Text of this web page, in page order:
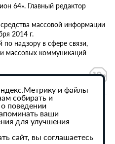
64». Главный редактор
массовой информации
2014 г.
надзору в сфере связи,
массовых коммуникаций
персональных данных
сайта активная
64» обязательна.
и файлы
собирать и
поведении
ваши
для улучшения
сайт, вы соглашаетесь